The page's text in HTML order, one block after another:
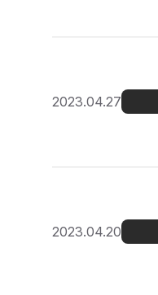
2023.04.27
2023.04.20